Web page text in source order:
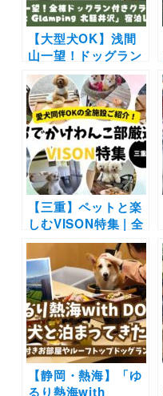
【大型犬OK】浅間
山一望！ドッグラン
付きグランピング
「Dot Glamping 北
軽井沢」に泊まって
きたよ〜愛犬とリフ
レッシュの旅〜
【三重】ペットと楽
しむVISON特集 | 全
施設の詳細を写真付
きで紹介します
【静岡・熱海】「ゆ
るり熱海with